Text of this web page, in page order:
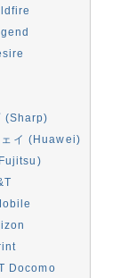
(Sharp)
ェイ (Huawei)
Docomo